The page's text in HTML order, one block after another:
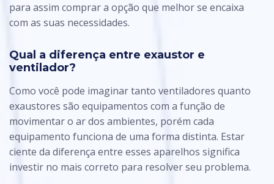
para assim comprar a opção que melhor se encaixa
com as suas necessidades.
Qual a diferença entre exaustor e
ventilador?
Como você pode imaginar tanto ventiladores quanto
exaustores são equipamentos com a função de
movimentar o ar dos ambientes, porém cada
equipamento funciona de uma forma distinta. Estar
ciente da diferença entre esses aparelhos significa
investir no mais correto para resolver seu problema.